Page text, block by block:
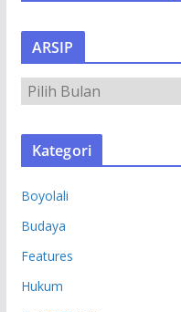
ARSIP
R
S
Kategori
Boyolali
Budaya
Features
Hukum